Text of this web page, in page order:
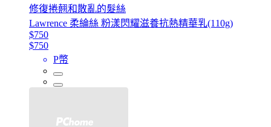
修復捲翹和散亂的髮絲
Lawrence 柔綸絲 粉漾閃耀滋養抗熱精華乳(110g)
$750
$750
P幣